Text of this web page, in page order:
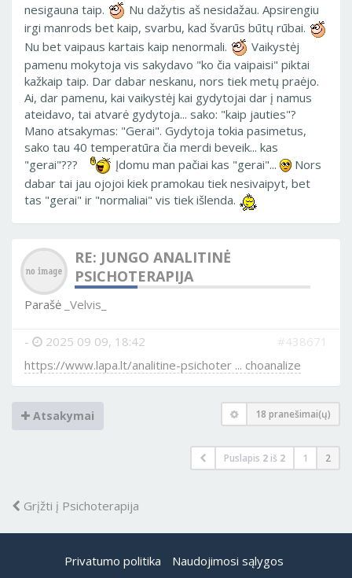
nesigauna taip.
Nu dažytis aš nesidažau. Apsirengiu
irgi manrods bet kaip, svarbu, kad švarūs būtų rūbai.
Nu bet vaipaus kartais kaip nenormali.
Vaikystėj
pamenu mokytoja vis sakydavo "ko čia vaipaisi" piktai
kažkaip taip. Dar dabar neskanu, nors tiek metų praėjo.
Ai, dar pamenu, kai vaikystėj kai gydytojai dar į namus
ateidavo, tai atvarė gydytoja... sako: "kaip jauties"?
Mano atsakymas: "Gerai". Gydytoja tokia pasimetus,
sako tau 40 temperatūra čia merdi beveik... kas
"gerai"???
Įdomu man pačiai kas "gerai"...
Nors
dabar tai jau ojojoi kiek pramokau tiek nesivaipyt, bet
tas "gerai" ir "normaliai" vis tiek išlenda.
RE: JUNGO ANALITINĖ
PSICHOTERAPIJA
Parašė _Velvis_
- 2025 09 09, 18:42
#438671
https://www.lapa.lt/analitine-psichoter ... choanalize
Atsakymai 18 pranešimai(ų)
Puslapis 2 iš 2 1 2
Grįžti į Psichoterapija
Privatumo politika Naudojimosi sąlygos